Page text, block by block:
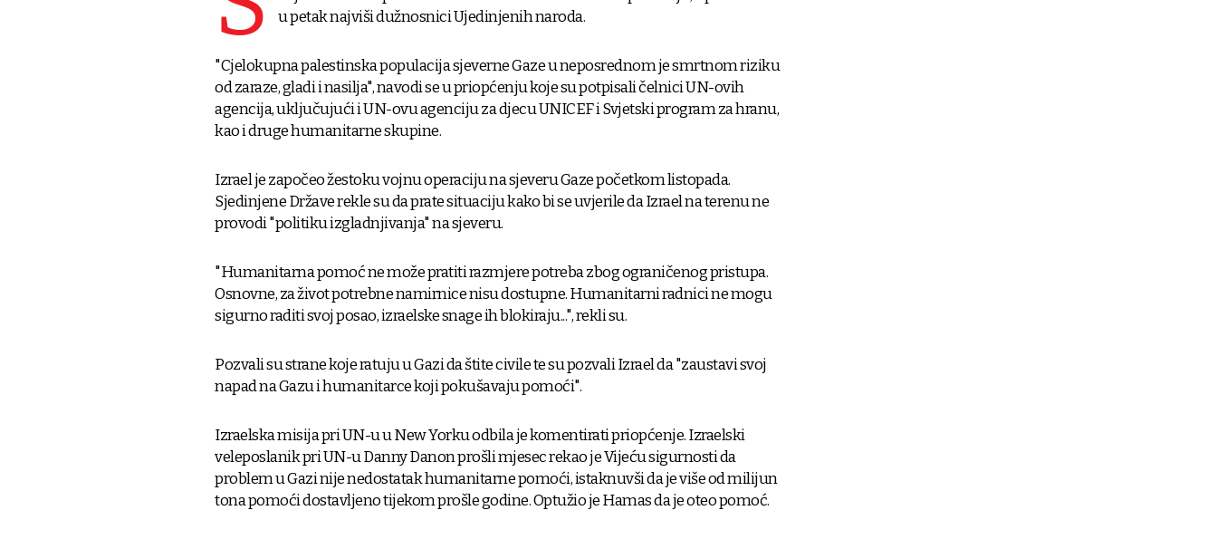
u petak najviši dužnosnici Ujedinjenih naroda.
"Cjelokupna palestinska populacija sjeverne Gaze u neposrednom je smrtnom riziku
od zaraze, gladi i nasilja", navodi se u priopćenju koje su potpisali čelnici UN-ovih
agencija, uključujući i UN-ovu agenciju za djecu UNICEF i Svjetski program za hranu,
kao i druge humanitarne skupine.
Izrael je započeo žestoku vojnu operaciju na sjeveru Gaze početkom listopada.
Sjedinjene Države rekle su da prate situaciju kako bi se uvjerile da Izrael na terenu ne
provodi "politiku izgladnjivanja" na sjeveru.
"Humanitarna pomoć ne može pratiti razmjere potreba zbog ograničenog pristupa.
Osnovne, za život potrebne namirnice nisu dostupne. Humanitarni radnici ne mogu
sigurno raditi svoj posao, izraelske snage ih blokiraju...", rekli su.
Pozvali su strane koje ratuju u Gazi da štite civile te su pozvali Izrael da "zaustavi svoj
napad na Gazu i humanitarce koji pokušavaju pomoći".
Izraelska misija pri UN-u u New Yorku odbila je komentirati priopćenje. Izraelski
veleposlanik pri UN-u Danny Danon prošli mjesec rekao je Vijeću sigurnosti da
problem u Gazi nije nedostatak humanitarne pomoći, istaknuvši da je više od milijun
tona pomoći dostavljeno tijekom prošle godine. Optužio je Hamas da je oteo pomoć.